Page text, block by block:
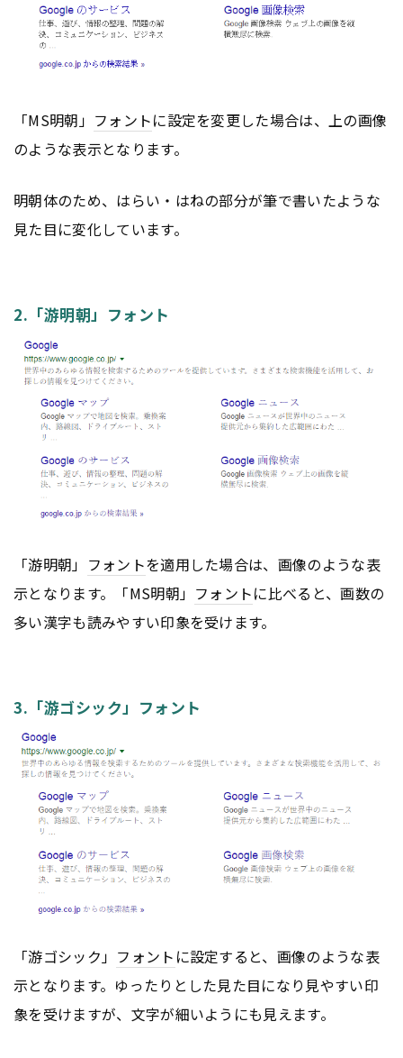
「MS明朝」 フォントに設定を変更した場合は、上の画像
のような表示となります。
明朝体のため、はらい・はねの部分が筆で書いたような
見た目に変化しています。
2.「游明朝」フォント
「游明朝」 フォントを適用した場合は、画像のような表
示となります。「MS明朝」 フォントに比べると、画数の
多い漢字も読みやすい印象を受けます。
3.「游ゴシック」フォント
「游ゴシック」 フォント に設定すると、画像のような表
示となります。ゆったりとした見た目になり見やすい印
象を受けますが、文字が細いようにも見えます。